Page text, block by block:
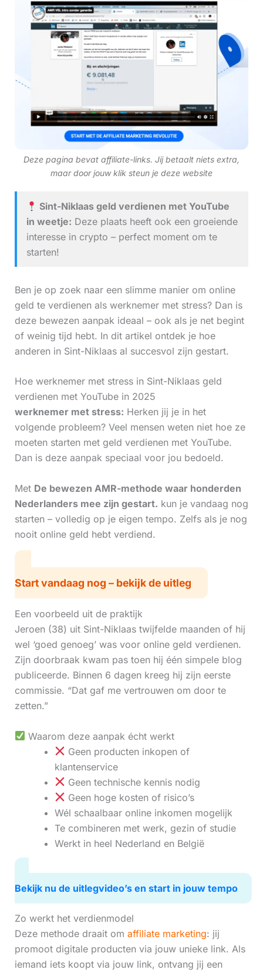
Deze pagina bevat affiliate-links. Jij betaalt niets extra,
maar door jouw klik steun je deze website
Sint-Niklaas geld verdienen met YouTube
in weetje: Deze plaats heeft ook een groeiende
interesse in crypto – perfect moment om te
starten!
Ben je op zoek naar een slimme manier om online
geld te verdienen als werknemer met stress? Dan is
deze bewezen aanpak ideaal – ook als je net begint
of weinig tijd hebt. In dit artikel ontdek je hoe
anderen in Sint-Niklaas al succesvol zijn gestart.
Hoe werknemer met stress in Sint-Niklaas geld
verdienen met YouTube in 2025
werknemer met stress: Herken jij je in het
volgende probleem? Veel mensen weten niet hoe ze
moeten starten met geld verdienen met YouTube.
Dan is deze aanpak speciaal voor jou bedoeld.
Met De bewezen AMR-methode waar honderden
Nederlanders mee zijn gestart. kun je vandaag nog
starten – volledig op je eigen tempo. Zelfs als je nog
nooit online geld hebt verdiend.
Start vandaag nog – bekijk de uitleg
Een voorbeeld uit de praktijk
Jeroen (38) uit Sint-Niklaas twijfelde maanden of hij
wel ‘goed genoeg’ was voor online geld verdienen.
Zijn doorbraak kwam pas toen hij één simpele blog
publiceerde. Binnen 6 dagen kreeg hij zijn eerste
commissie. “Dat gaf me vertrouwen om door te
zetten.”
Waarom deze aanpak écht werkt
Geen producten inkopen of
klantenservice
Geen technische kennis nodig
Geen hoge kosten of risico’s
Wél schaalbaar online inkomen mogelijk
Te combineren met werk, gezin of studie
Werkt in heel Nederland en België
Bekijk nu de uitlegvideo’s en start in jouw tempo
Zo werkt het verdienmodel
Deze methode draait om affiliate marketing: jij
promoot digitale producten via jouw unieke link. Als
iemand iets koopt via jouw link, ontvang jij een